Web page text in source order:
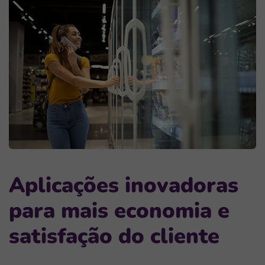
Aplicações inovadoras
para mais economia e
satisfação do cliente